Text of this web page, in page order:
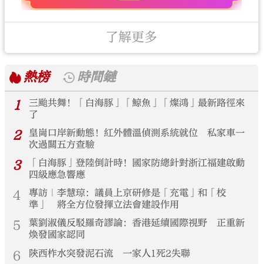
了解更多
熱榜
時間鏈
1
三颱共舞！「白海豚」「鯨魚」「燦鴻」最新路徑來
了
2
皇崗口岸新動態！紅外體溫偵測系統就位 私家車一
次過關五方查驗
3
「白海豚」登陸倒計時！國家防總針對浙江福建啟動
四級應急響應
4
專訪｜李慧琼：議員上京研修是「充電」和「校
準」 將全方位發揮立法會建設作用
5
葉劉淑儀反駁羅奇謬論：香港延續國際視野 正重新
煥發國家認同
6 陝西柞水突發泥石流 一家人1死2失聯